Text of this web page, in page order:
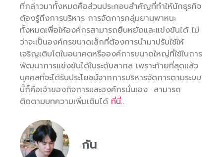
ที่กล่าวมาทั้งหมดคือส่วนประกอบสำคัญที่ทำให้นักธุรกิจ
ต้องรู้ถึงการบริหาร การจัดการกลุ่มยานพาหนะ
ทั้งหมดเพื่อให้องค์กรสามารถยืนหยัดและแข่งขันได้ ไม่
ว่าจะเป็นองค์กรขนาดเล็กที่ต้องการนำมาปรับใช้ให้
เจริญเติบโตในอนาคตหรือองค์การขนาดใหญ่ที่ใช้ในการ
พัฒนาการแข่งขันได้ในระดับสากล เพราะท้ายที่สุดแล้ว
บุคคลที่จะได้รับประโยชน์จากการบริหารจัดการตามระบบ
นี้ก็คือเจ้าของกิจการและองค์กรนั่นเอง สามารถ
ติดตามบทความเพิ่มเติมได้ ที่นี่..
กัน